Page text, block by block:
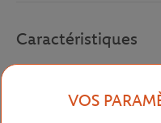
Caractéristiques
Livraison et retours
VOS